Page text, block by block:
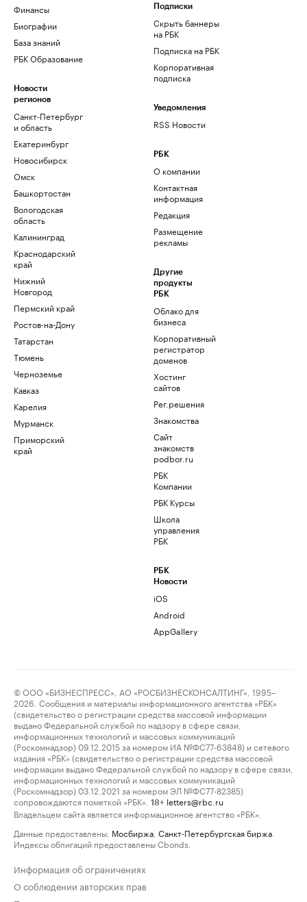
Финансы
Биографии
База знаний
РБК Образование
Новости
регионов
Санкт-Петербург
и область
Екатеринбург
Новосибирск
Омск
Башкортостан
Вологодская
область
Калининград
Краснодарский
край
Нижний
Новгород
Пермский край
Ростов-на-Дону
Татарстан
Тюмень
Черноземье
Кавказ
Карелия
Мурманск
Приморский
край
Подписки
Скрыть баннеры
на РБК
Подписка на РБК
Корпоративная
подписка
Уведомления
RSS Новости
РБК
О компании
Контактная
информация
Редакция
Размещение
рекламы
Другие
продукты
РБК
Облако для
бизнеса
Корпоративный
регистратор
доменов
Хостинг
сайтов
Рег.решения
Знакомства
Сайт
знакомств
podbor.ru
РБК
Компании
РБК Курсы
Школа
управления
РБК
РБК
Новости
iOS
Android
AppGallery
© ООО «БИЗНЕСПРЕСС», АО «РОСБИЗНЕСКОНСАЛТИНГ», 1995–
2026. Сообщения и материалы информационного агентства «РБК»
(свидетельство о регистрации средства массовой информации
выдано Федеральной службой по надзору в сфере связи,
информационных технологий и массовых коммуникаций
(Роскомнадзор) 09.12.2015 за номером ИА №ФС77-63848) и сетевого
издания «РБК» (свидетельство о регистрации средства массовой
информации выдано Федеральной службой по надзору в сфере связи,
информационных технологий и массовых коммуникаций
(Роскомнадзор) 03.12.2021 за номером ЭЛ №ФС77-82385)
сопровождаются пометкой «РБК».
18+ letters@rbc.ru
Владельцем сайта является информационное агентство «РБК».
Данные предоставлены: Мосбиржа Санкт-Петербургская биржа
Индексы облигаций предоставлены Cbonds.
Информация об ограничениях
О соблюдении авторских прав